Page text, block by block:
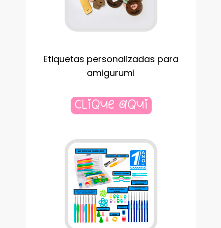
Etiquetas personalizadas para
amigurumi